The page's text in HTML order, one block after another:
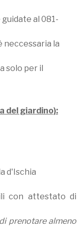
al 081-
neccessaria la
solo per il
del giardino):
d'Ischia
con attestato di
prenotare almeno